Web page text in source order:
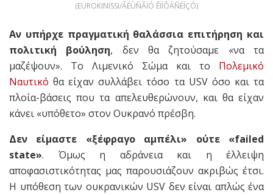
(EUROKINISSI/ÃÉÙÑÃÏÓ ÊÏÍÔÁÑÉÍÇÓ)
Αν υπήρχε πραγματική θαλάσσια επιτήρηση και
πολιτική βούληση, δεν θα ζητούσαμε «να τα
μαζέψουν». Το Λιμενικό Σώμα και το Πολεμικό
Ναυτικό θα είχαν συλλάβει τόσο τα USV όσο και τα
πλοία-βάσεις που τα απελευθερώνουν, και θα είχαν
κάνει «υπόθετο» στον Ουκρανό πρέσβη.
Δεν είμαστε «ξέφραγο αμπέλι» ούτε «failed
state». Όμως η αδράνεια και η έλλειψη
αποφασιστικότητας μας παρουσιάζουν ακριβώς έτσι.
Η υπόθεση των ουκρανικών USV δεν είναι απλώς ένα